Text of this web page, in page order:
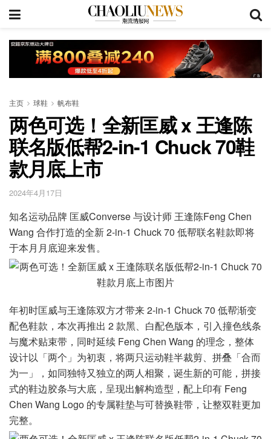
主页 球鞋 帆布鞋
两色可选！全新匡威 x 王逢陈
联名版低帮2-in-1 Chuck 70鞋
款月底上市
2024年4月17日
知名运动品牌 匡威Converse 与设计师 王逢陈Feng Chen
Wang 合作打造的全新 2-in-1 Chuck 70 低帮联名鞋款即将
于本月月底迎来发售。
年初时匡威与王逢陈双方才带来 2-in-1 Chuck 70 低帮渐变
配色鞋款，本次再推出 2 款黑、白配色版本，引入撞色线条
与魔术贴束带，同时延续 Feng Chen Wang 的理念，整体
设计以「两个」为初衷，将两只运动鞋半裁剪、拼叠「合而
为一」，如同独特又独立的两人相聚，诞生新的可能，拼接
式的鞋边胶条与大底，呈现出解构造型，配上印有 Feng
Chen Wang Logo 的专属鞋垫与可替换鞋带，让整双鞋更加
完整。